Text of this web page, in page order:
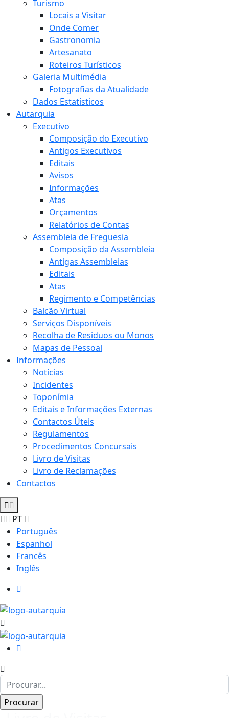
Turismo
Locais a Visitar
Onde Comer
Gastronomia
Artesanato
Roteiros Turísticos
Galeria Multimédia
Fotografias da Atualidade
Dados Estatísticos
Autarquia
Executivo
Composição do Executivo
Antigos Executivos
Editais
Avisos
Informações
Atas
Orçamentos
Relatórios de Contas
Assembleia de Freguesia
Composição da Assembleia
Antigas Assembleias
Editais
Atas
Regimento e Competências
Balcão Virtual
Serviços Disponíveis
Recolha de Residuos ou Monos
Mapas de Pessoal
Informações
Notícias
Incidentes
Toponímia
Editais e Informações Externas
Contactos Úteis
Regulamentos
Procedimentos Concursais
Livro de Visitas
Livro de Reclamações
Contactos
PT
Português
Espanhol
Francês
Inglês